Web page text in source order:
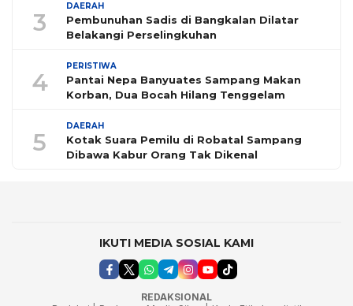
3
DAERAH
Pembunuhan Sadis di Bangkalan Dilatar
Belakangi Perselingkuhan
4
PERISTIWA
Pantai Nepa Banyuates Sampang Makan
Korban, Dua Bocah Hilang Tenggelam
5
DAERAH
Kotak Suara Pemilu di Robatal Sampang
Dibawa Kabur Orang Tak Dikenal
IKUTI MEDIA SOSIAL KAMI
REDAKSIONAL